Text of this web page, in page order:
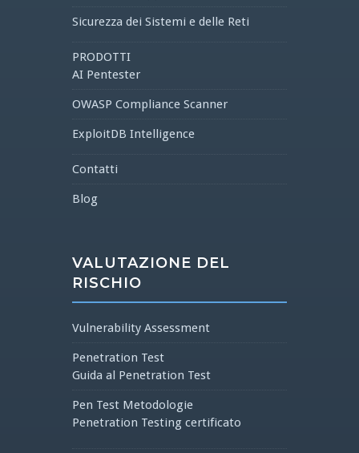
Sicurezza dei Sistemi e delle Reti
PRODOTTI
AI Pentester
OWASP Compliance Scanner
ExploitDB Intelligence
Contatti
Blog
VALUTAZIONE DEL
RISCHIO
Vulnerability Assessment
Penetration Test
Guida al Penetration Test
Pen Test Metodologie
Penetration Testing certificato